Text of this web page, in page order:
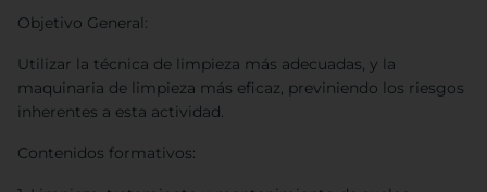
Objetivo General:
Utilizar la técnica de limpieza más adecuadas, y la
maquinaria de limpieza más eficaz, previniendo los riesgos
inherentes a esta actividad.
Contenidos formativos: